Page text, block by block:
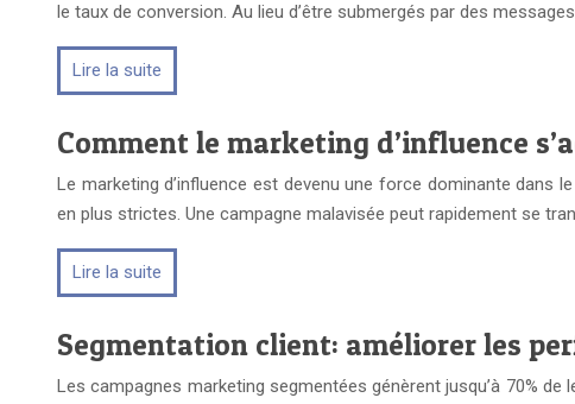
le taux de conversion. Au lieu d’être submergés par des
Lire la suite
Comment le marketing d’influence
Le marketing d’influence est devenu une force dominante dans
en plus strictes. Une campagne malavisée peut rapidement se
Lire la suite
Segmentation client: améliorer les
Les campagnes marketing segmentées génèrent jusqu’à 70%